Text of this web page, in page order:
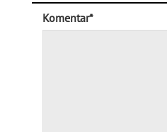
Komentar*